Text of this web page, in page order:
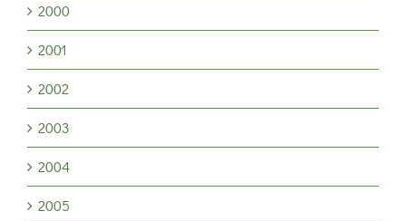
2000
2001
2002
2003
2004
2005